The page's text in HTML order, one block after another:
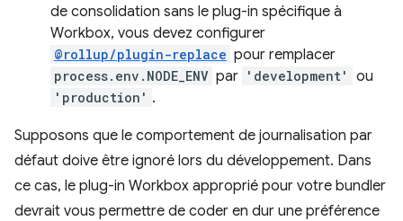
de consolidation sans le plug-in spécifique à
Workbox, vous devez configurer
@rollup/plugin-replace pour remplacer
process.env.NODE_ENV par 'development' ou
'production' .
Supposons que le comportement de journalisation par
défaut doive être ignoré lors du développement. Dans
ce cas, le plug-in Workbox approprié pour votre bundler
devrait vous permettre de coder en dur une préférence